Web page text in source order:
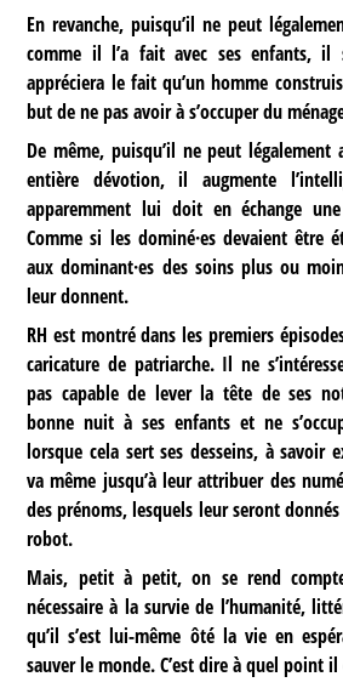
En revanche, puisqu’il ne peut
comme il l’a fait avec ses enfants, il
appréciera le fait qu’un homme
but de ne pas avoir à s’occuper du
De même, puisqu’il ne peut
entière dévotion, il augmente
apparemment lui doit en échange
Comme si les dominé·es devaient être
aux dominant·es des soins plus ou
leur donnent.
RH est montré dans les premiers
caricature de patriarche. Il ne
pas capable de lever la tête de ses
bonne nuit à ses enfants et ne
lorsque cela sert ses desseins, à
va même jusqu’à leur attribuer des
des prénoms, lesquels leur seront
robot.
Mais, petit à petit, on se rend
nécessaire à la survie de l’humanité,
qu’il s’est lui-même ôté la vie en
sauver le monde. C’est dire à quel point